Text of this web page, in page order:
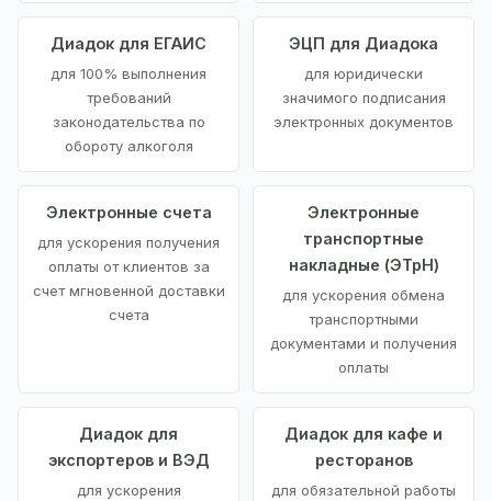
Диадок для ЕГАИС
для 100% выполнения
требований
законодательства по
обороту алкоголя
ЭЦП для Диадока
для юридически
значимого подписания
электронных документов
Электронные счета
для ускорения получения
оплаты от клиентов за
счет мгновенной доставки
счета
Электронные
транспортные
накладные (ЭТрН)
для ускорения обмена
транспортными
документами и получения
оплаты
Диадок для
экспортеров и ВЭД
для ускорения
Диадок для кафе и
ресторанов
для обязательной работы